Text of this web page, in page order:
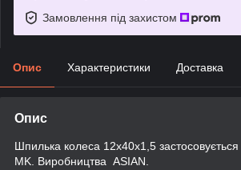
Замовлення під захистом
Опис Характеристики Доставка
Опис
Шпилька колеса 12х40х1,5
MK. Виробництва ASIAN.